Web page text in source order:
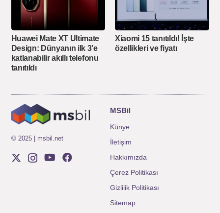
Huawei Mate XT Ultimate
Design: Dünyanın ilk 3’e
katlanabilir akıllı telefonu
tanıtıldı
Xiaomi 15 tanıtıldı! İşte
özellikleri ve fiyatı
© 2025 | msbil.net
MSBil
Künye
İletişim
Hakkımızda
Çerez Politikası
Gizlilik Politikası
Sitemap